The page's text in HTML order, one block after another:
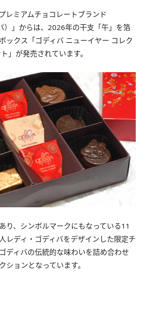
レミアムチョコレートブランド
）」からは、2026年の干支「午」を箔
ックス「ゴディバ ニューイヤー コレク
」が発売されています。
り、シンボルマークにもなっている11
レディ・ゴディバをデザインした限定チ
ディバの伝統的な味わいを詰め合わせ
ションとなっています。